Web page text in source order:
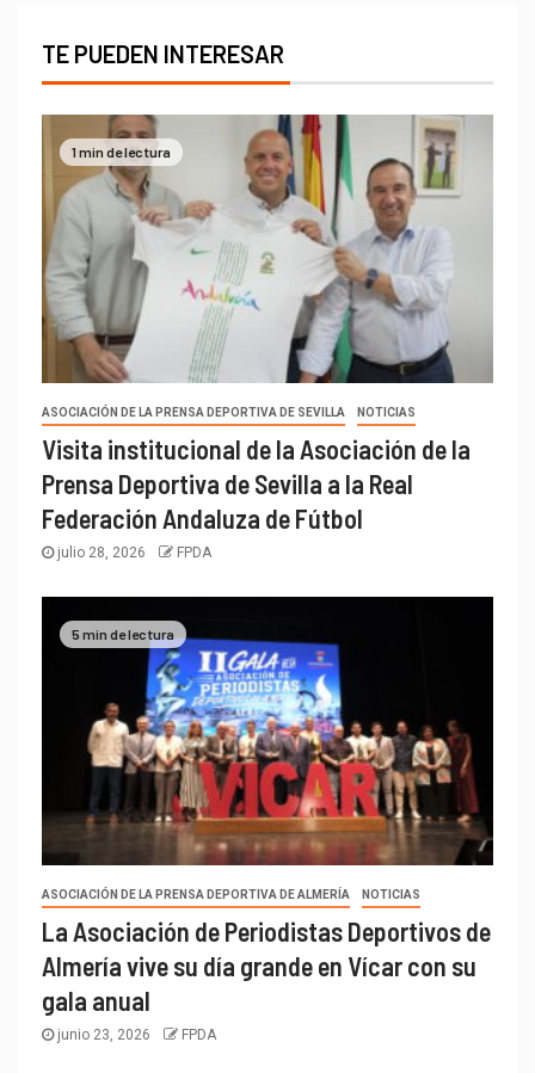
TE PUEDEN INTERESAR
1 min de lectura
ASOCIACIÓN DE LA PRENSA DEPORTIVA DE SEVILLA NOTICIAS
Visita institucional de la Asociación de la
Prensa Deportiva de Sevilla a la Real
Federación Andaluza de Fútbol
julio 28, 2026 FPDA
5 min de lectura
ASOCIACIÓN DE LA PRENSA DEPORTIVA DE ALMERÍA NOTICIAS
La Asociación de Periodistas Deportivos de
Almería vive su día grande en Vícar con su
gala anual
junio 23, 2026 FPDA